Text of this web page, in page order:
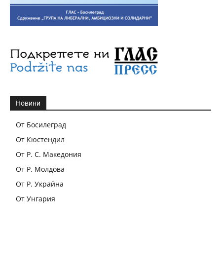
Новини
От Босилеград
От Кюстендил
От Р. С. Македония
От Р. Молдова
От Р. Украйна
От Унгария